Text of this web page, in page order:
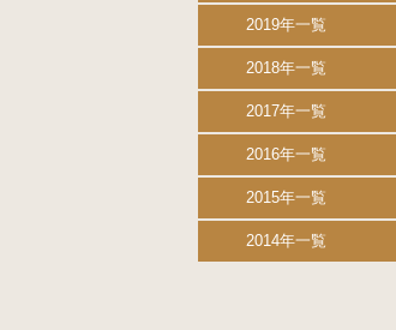
2019年一覧
2018年一覧
2017年一覧
2016年一覧
2015年一覧
2014年一覧